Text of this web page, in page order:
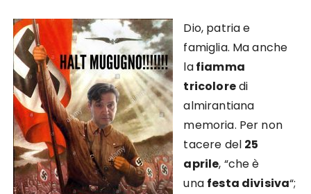
Dio, patria e
famiglia. Ma anche
lafiamma
tricoloredi
almirantiana
memoria. Per non
tacere del 25
aprile, “che è
una festa divisiva“;